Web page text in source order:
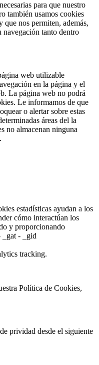
para que nuestro
también usamos cookies
que nos permiten, además,
navegación tanto dentro
web utilizable
en la página y el
La página web no podrá
Le informamos de que
o alertar sobre estas
áreas del la
no almacenan ninguna
estadísticas ayudan a los
cómo interactúan los
y proporcionando
_gat - _gid
tracking.
Política de Cookies,
prividad desde el siguiente